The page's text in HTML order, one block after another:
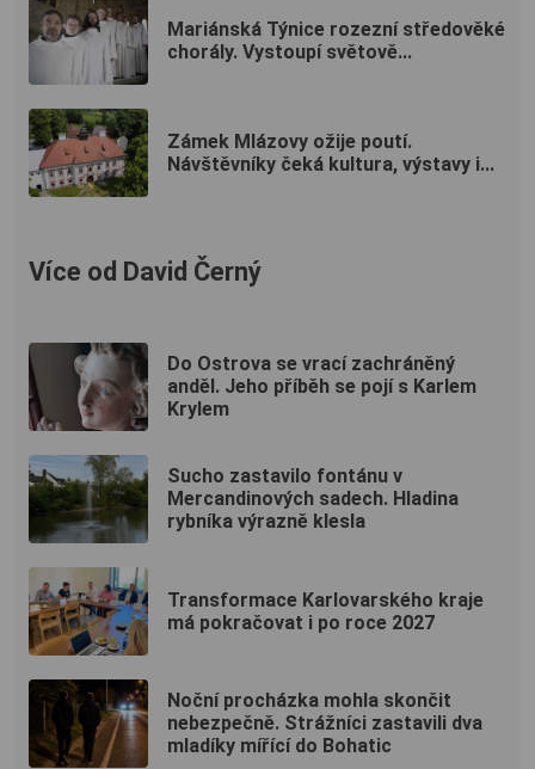
Mariánská Týnice rozezní středověké
chorály. Vystoupí světově...
Zámek Mlázovy ožije poutí.
Návštěvníky čeká kultura, výstavy i...
Více od David Černý
Do Ostrova se vrací zachráněný
anděl. Jeho příběh se pojí s Karlem
Krylem
Sucho zastavilo fontánu v
Mercandinových sadech. Hladina
rybníka výrazně klesla
Transformace Karlovarského kraje
má pokračovat i po roce 2027
Noční procházka mohla skončit
nebezpečně. Strážníci zastavili dva
mladíky mířící do Bohatic